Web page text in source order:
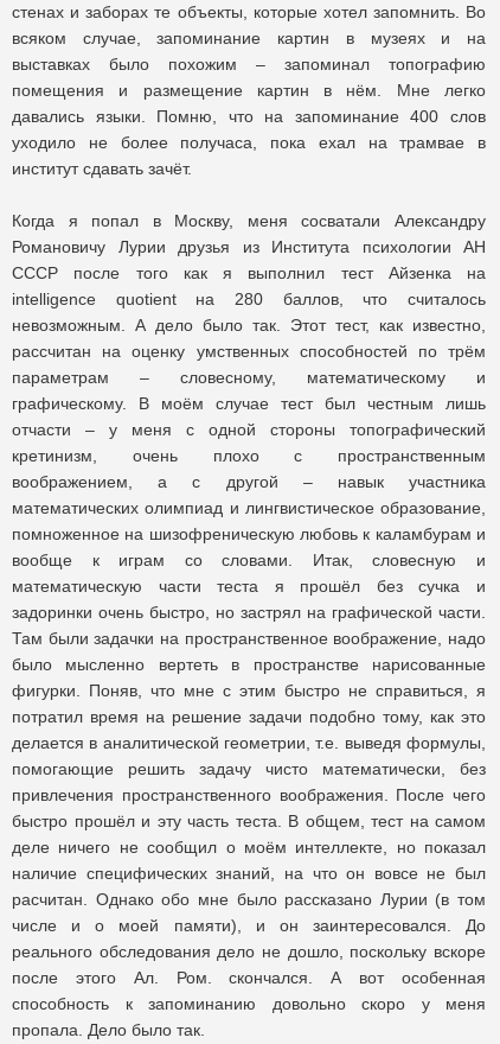
стенах и заборах те объекты, которые хотел запомнить. Во
всяком случае, запоминание картин в музеях и на
выставках было похожим – запоминал топографию
помещения и размещение картин в нём. Мне легко
давались языки. Помню, что на запоминание 400 слов
уходило не более получаса, пока ехал на трамвае в
институт сдавать зачёт.
Когда я попал в Москву, меня сосватали Александру
Романовичу Лурии друзья из Института психологии АН
СССР после того как я выполнил тест Айзенка на
intelligence quotient на 280 баллов, что считалось
невозможным. А дело было так. Этот тест, как известно,
рассчитан на оценку умственных способностей по трём
параметрам – словесному, математическому и
графическому. В моём случае тест был честным лишь
отчасти – у меня с одной стороны топографический
кретинизм, очень плохо с пространственным
воображением, а с другой – навык участника
математических олимпиад и лингвистическое образование,
помноженное на шизофреническую любовь к каламбурам и
вообще к играм со словами. Итак, словесную и
математическую части теста я прошёл без сучка и
задоринки очень быстро, но застрял на графической части.
Там были задачки на пространственное воображение, надо
было мысленно вертеть в пространстве нарисованные
фигурки. Поняв, что мне с этим быстро не справиться, я
потратил время на решение задачи подобно тому, как это
делается в аналитической геометрии, т.е. выведя формулы,
помогающие решить задачу чисто математически, без
привлечения пространственного воображения. После чего
быстро прошёл и эту часть теста. В общем, тест на самом
деле ничего не сообщил о моём интеллекте, но показал
наличие специфических знаний, на что он вовсе не был
расчитан. Однако обо мне было рассказано Лурии (в том
числе и о моей памяти), и он заинтересовался. До
реального обследования дело не дошло, поскольку вскоре
после этого Ал. Ром. скончался. А вот особенная
способность к запоминанию довольно скоро у меня
пропала. Дело было так.